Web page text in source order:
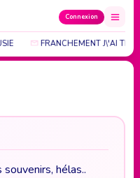
Connexion
FRANCHEMENT J\'AI
hélas..